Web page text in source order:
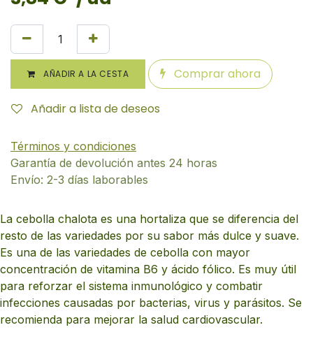
AÑADIR A LA CESTA Comprar ahora
Añadir a lista de deseos
Términos y condiciones
Garantía de devolución antes 24 horas
Envío: 2-3 días laborables
La cebolla chalota es una hortaliza que se diferencia del
resto de las variedades por su sabor más dulce y suave.
Es una de las variedades de cebolla con mayor
concentración de vitamina B6 y ácido fólico. Es muy útil
para reforzar el sistema inmunológico y combatir
infecciones causadas por bacterias, virus y parásitos. Se
recomienda para mejorar la salud cardiovascular.